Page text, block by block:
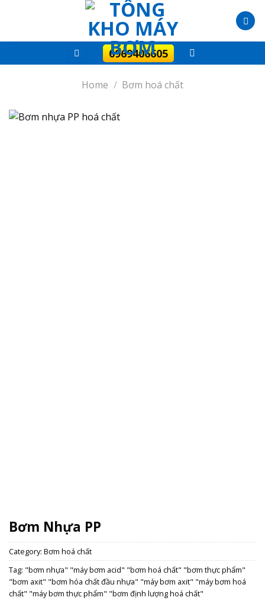
0969406605
Home / Bơm hoá chất
Bơm Nhựa PP
Category: Bơm hoá chất
Tag: "bơm nhựa" "máy bơm acid" "bơm hoá chất" "bơm thực phẩm"
"bơm axit" "bơm hóa chất đầu nhựa" "máy bơm axit" "máy bơm hoá
chất" "máy bơm thực phẩm" "bơm định lượng hoá chất"